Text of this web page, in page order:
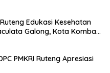
Edukasi Kesehatan
Galong, Kota Komba
PMKRI Ruteng Apresiasi